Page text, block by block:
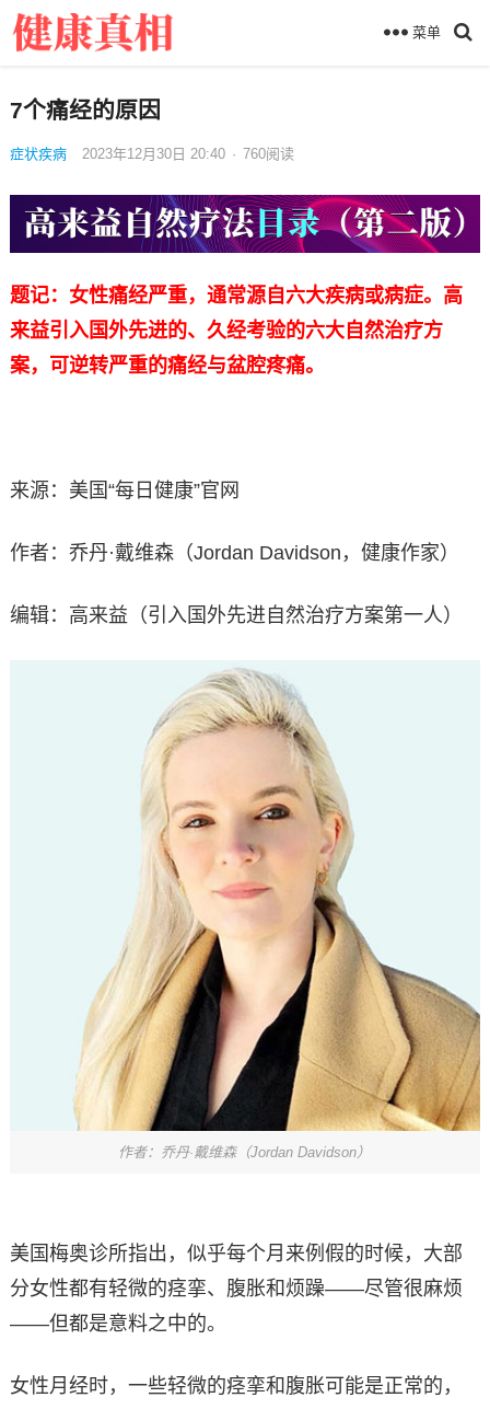
菜单
7个痛经的原因
症状疾病 2023年12月30日 20:40 · 760阅读
题记：女性痛经严重，通常源自六大疾病或病症。高
来益引入国外先进的、久经考验的六大自然治疗方
案，可逆转严重的痛经与盆腔疼痛。
来源：美国“每日健康”官网
作者：乔丹·戴维森（Jordan Davidson，健康作家）
编辑：高来益（引入国外先进自然治疗方案第一人）
作者：乔丹·戴维森（Jordan Davidson）
美国梅奥诊所指出，似乎每个月来例假的时候，大部
分女性都有轻微的痉挛、腹胀和烦躁——尽管很麻烦
——但都是意料之中的。
女性月经时，一些轻微的痉挛和腹胀可能是正常的，